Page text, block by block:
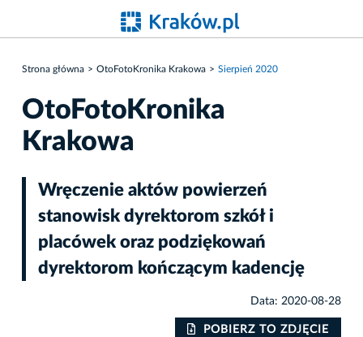
Strona główna OtoFotoKronika Krakowa Sierpień 2020
OtoFotoKronika
Krakowa
Wręczenie aktów powierzeń
stanowisk dyrektorom szkół i
placówek oraz podziękowań
dyrektorom kończącym kadencję
Data: 2020-08-28
POBIERZ TO ZDJĘCIE